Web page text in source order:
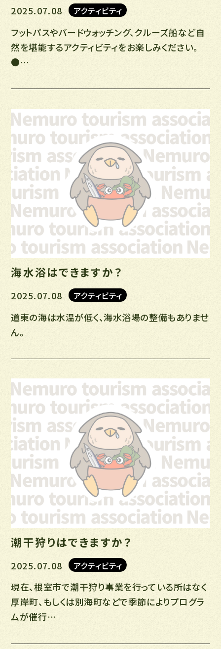
2025.07.08 アクティビティ
フットパスやバードウォッチング、クルーズ船など自
然を堪能するアクティビティをお楽しみください。
●…
海水浴はできますか？
2025.07.08 アクティビティ
道東の海は水温が低く、海水浴場の整備もありませ
ん。
潮干狩りはできますか？
2025.07.08 アクティビティ
現在、根室市で潮干狩り事業を行っている所はなく
厚岸町、もしくは別海町などで季節によりプログラ
ムが催行…